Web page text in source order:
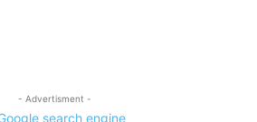
- Advertisment -